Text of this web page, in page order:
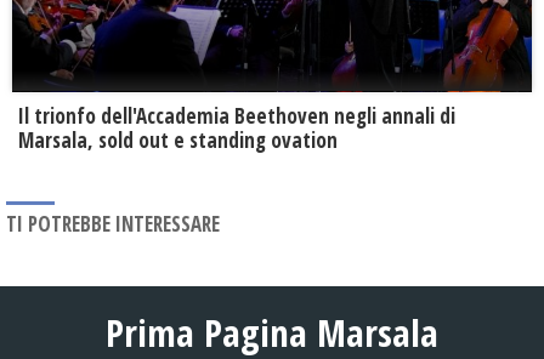
Il trionfo dell'Accademia Beethoven negli annali di
Marsala, sold out e standing ovation
TI POTREBBE INTERESSARE
Prima Pagina Marsala